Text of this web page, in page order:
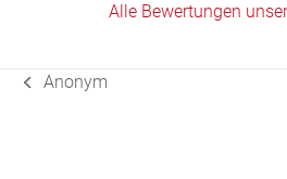
Alle Bewertungen
vorheriger
Anonym